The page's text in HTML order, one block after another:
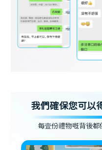
我們確保您可以
每壹份禮物嘅背後